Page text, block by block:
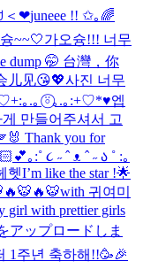
＜❤︎juneee !! ✩｡🌈
~~🤍가오슝!!! 너무
dump 🤭 台灣，你
儿见😘💖사진 너무
｡.｡ ⍤⃝｡.｡:+♡*♥엡
만들어주셔서 고
Thank you for
💕｡:˚ ૮ ˶ ˆ ᴥ ˆ ˶ ა ˚ :｡
헷I’m like the star !🌟
with 귀여미
girl with prettier girls
アップロードしま
1주년 축하해!!🥳🎉